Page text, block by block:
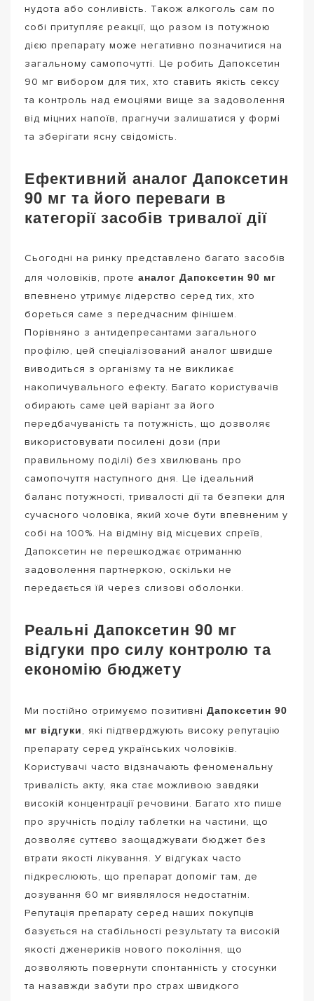
нудота або сонливість. Також алкоголь сам по
собі притупляє реакції, що разом із потужною
дією препарату може негативно позначитися на
загальному самопочутті. Це робить Дапоксетин
90 мг вибором для тих, хто ставить якість сексу
та контроль над емоціями вище за задоволення
від міцних напоїв, прагнучи залишатися у формі
та зберігати ясну свідомість.
Ефективний аналог Дапоксетин
90 мг та його переваги в
категорії засобів тривалої дії
Сьогодні на ринку представлено багато засобів
для чоловіків, проте аналог Дапоксетин 90 мг
впевнено утримує лідерство серед тих, хто
бореться саме з передчасним фінішем.
Порівняно з антидепресантами загального
профілю, цей спеціалізований аналог швидше
виводиться з організму та не викликає
накопичувального ефекту. Багато користувачів
обирають саме цей варіант за його
передбачуваність та потужність, що дозволяє
використовувати посилені дози (при
правильному поділі) без хвилювань про
самопочуття наступного дня. Це ідеальний
баланс потужності, тривалості дії та безпеки для
сучасного чоловіка, який хоче бути впевненим у
собі на 100%. На відміну від місцевих спреїв,
Дапоксетин не перешкоджає отриманню
задоволення партнеркою, оскільки не
передається їй через слизові оболонки.
Реальні Дапоксетин 90 мг
відгуки про силу контролю та
економію бюджету
Ми постійно отримуємо позитивні Дапоксетин 90
мг відгуки, які підтверджують високу репутацію
препарату серед українських чоловіків.
Користувачі часто відзначають феноменальну
тривалість акту, яка стає можливою завдяки
високій концентрації речовини. Багато хто пише
про зручність поділу таблетки на частини, що
дозволяє суттєво заощаджувати бюджет без
втрати якості лікування. У відгуках часто
підкреслюють, що препарат допоміг там, де
дозування 60 мг виявлялося недостатнім.
Репутація препарату серед наших покупців
базується на стабільності результату та високій
якості дженериків нового покоління, що
дозволяють повернути спонтанність у стосунки
та назавжди забути про страх швидкого